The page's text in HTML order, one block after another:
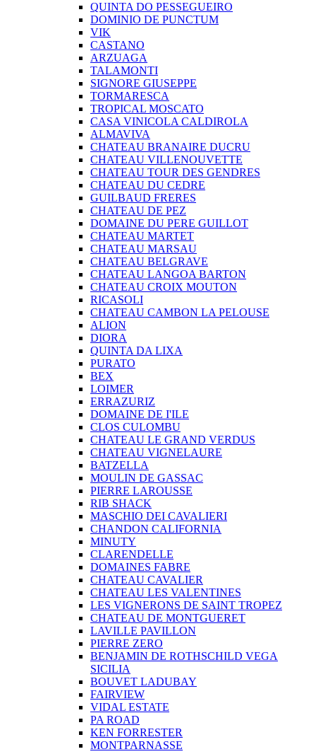
QUINTA DO PESSEGUEIRO
DOMINIO DE PUNCTUM
VIK
CASTANO
ARZUAGA
TALAMONTI
SIGNORE GIUSEPPE
TORMARESCA
TROPICAL MOSCATO
CASA VINICOLA CALDIROLA
ALMAVIVA
CHATEAU BRANAIRE DUCRU
CHATEAU VILLENOUVETTE
CHATEAU TOUR DES GENDRES
CHATEAU DU CEDRE
GUILBAUD FRERES
CHATEAU DE PEZ
DOMAINE DU PERE GUILLOT
CHATEAU MARTET
CHATEAU MARSAU
CHATEAU BELGRAVE
CHATEAU LANGOA BARTON
CHATEAU CROIX MOUTON
RICASOLI
CHATEAU CAMBON LA PELOUSE
ALION
DIORA
QUINTA DA LIXA
PURATO
BEX
LOIMER
ERRAZURIZ
DOMAINE DE I'ILE
CLOS CULOMBU
CHATEAU LE GRAND VERDUS
CHATEAU VIGNELAURE
BATZELLA
MOULIN DE GASSAC
PIERRE LAROUSSE
RIB SHACK
MASCHIO DEI CAVALIERI
CHANDON CALIFORNIA
MINUTY
CLARENDELLE
DOMAINES FABRE
CHATEAU CAVALIER
CHATEAU LES VALENTINES
LES VIGNERONS DE SAINT TROPEZ
CHATEAU DE MONTGUERET
LAVILLE PAVILLON
PIERRE ZERO
BENJAMIN DE ROTHSCHILD VEGA
SICILIA
BOUVET LADUBAY
FAIRVIEW
VIDAL ESTATE
PA ROAD
KEN FORRESTER
MONTPARNASSE